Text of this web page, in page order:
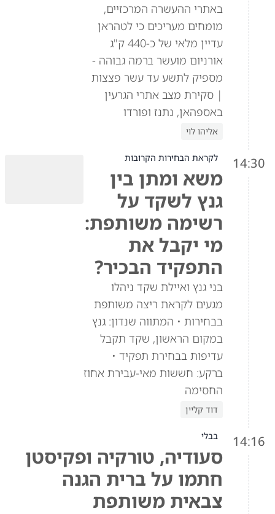
באתרי ההעשרה המרכזיים,
מומחים מעריכים כי לטהראן
עדיין מלאי של כ-440 ק"ג
אורניום מועשר ברמה גבוהה -
מספיק לתשע עד עשר פצצות
| סקירת מצב אתרי הגרעין
באספהאן, נתנז ופורדו
אליהו לוי
14:30 לקראת הבחירות הקרובות
משא ומתן בין
גנץ לשקד על
רשימה משותפת:
מי יקבל את
התפקיד הבכיר?
בני גנץ ואיילת שקד ניהלו
מגעים לקראת ריצה משותפת
בבחירות • המתווה שנדון: גנץ
במקום הראשון, שקד תקבל
עדיפות בבחירת תפקיד •
ברקע: חששות מאי-עבירת אחוז
החסימה
דוד קליין
14:16 בבלי
סעודיה, טורקיה ופקיסטן
חתמו על ברית הגנה
צבאית משותפת